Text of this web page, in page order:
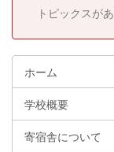
トピックスが
ホーム
学校概要
寄宿舎について